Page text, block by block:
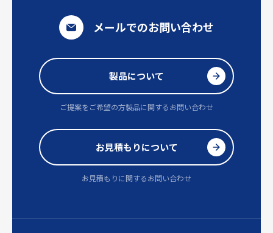
メールでのお問い合わせ
製品について
ご提案をご希望の方製品に関するお問い合わせ
お見積もりについて
お見積もりに関するお問い合わせ